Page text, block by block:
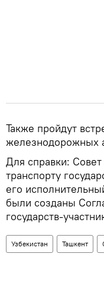
Также пройдут
железнодорожных
Для справки:
транспорту
его
были созданы
государств-
Узбекистан Ташкент